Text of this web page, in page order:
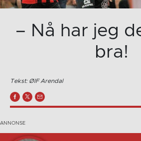
– Nå har jeg
bra!
Tekst: ØIF Arendal